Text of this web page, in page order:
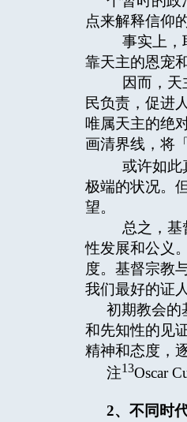
点来解释信仰
事实上，
靠天主的恩宠
因而，天
民负责，促进
唯属天主的绝
画清界线，将
或许如此
极端的状况。
望。
总之，基
性发展和公义
度。基督宗教
我们最好的证
初期教会的
和先知性的见
精神和态度，
注13Oscar
2、不同时